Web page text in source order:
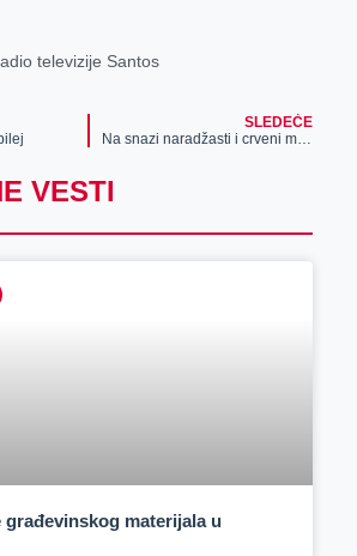
televizije Santos
SLEDEĆE
Na snazi naradžasti i crveni meteoalarm
VESTI
građevinskog materijala u